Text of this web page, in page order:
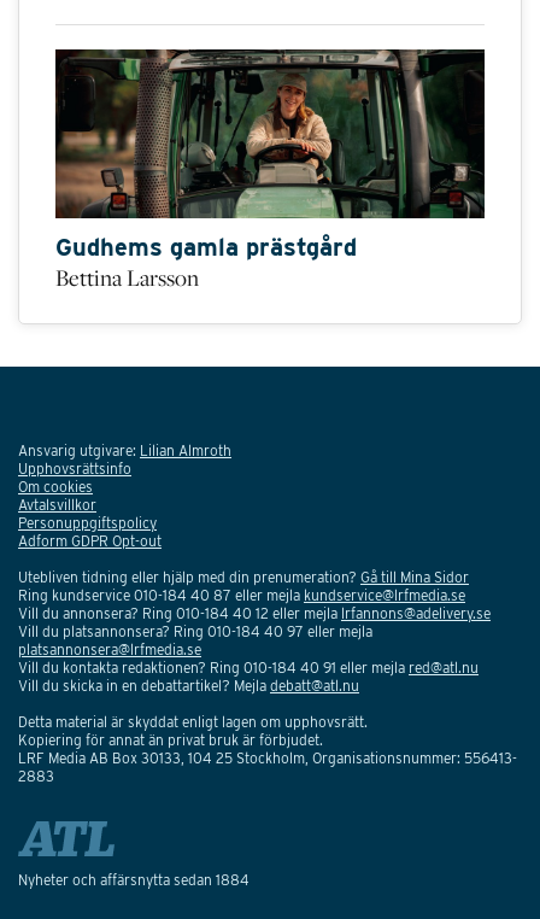
Gudhems gamla prästgård
Bettina Larsson
Ansvarig utgivare: Lilian Almroth
Upphovsrättsinfo
Om cookies
Avtalsvillkor
Personuppgiftspolicy
Adform GDPR Opt-out
Utebliven tidning eller hjälp med din prenumeration? Gå till Mina Sidor
Ring kundservice 010-184 40 87 eller mejla kundservice@lrfmedia.se
Vill du annonsera? Ring 010-184 40 12 eller mejla lrfannons@adelivery.se
Vill du platsannonsera? Ring 010-184 40 97 eller mejla
platsannonsera@lrfmedia.se
Vill du kontakta redaktionen? Ring 010-184 40 91 eller mejla red@atl.nu
Vill du skicka in en debattartikel? Mejla debatt@atl.nu
Detta material är skyddat enligt lagen om upphovsrätt.
Kopiering för annat än privat bruk är förbjudet.
LRF Media AB Box 30133, 104 25 Stockholm, Organisationsnummer: 556413-
2883
Nyheter och affärsnytta sedan 1884